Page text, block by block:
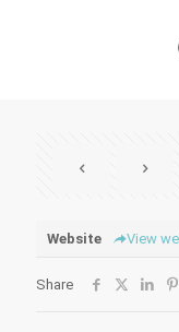
Website View
Share